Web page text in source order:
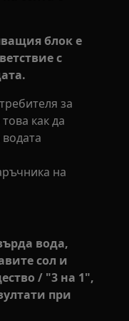
блок е
с
за
как да
на
вода,
сол и
/ "3 на 1",
при